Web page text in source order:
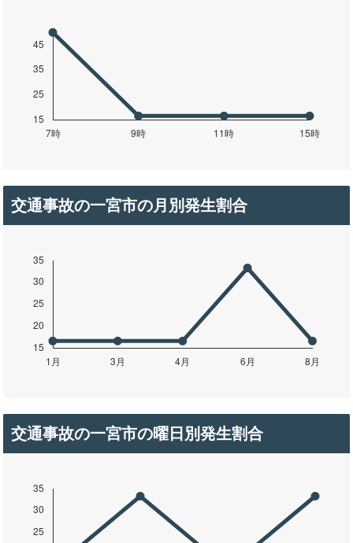
交通事故の一宮市の月別発生割合
交通事故の一宮市の曜日別発生割合